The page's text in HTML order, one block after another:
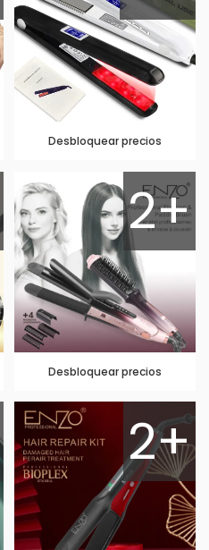
Desbloquear precios
2+
Desbloquear precios
2+